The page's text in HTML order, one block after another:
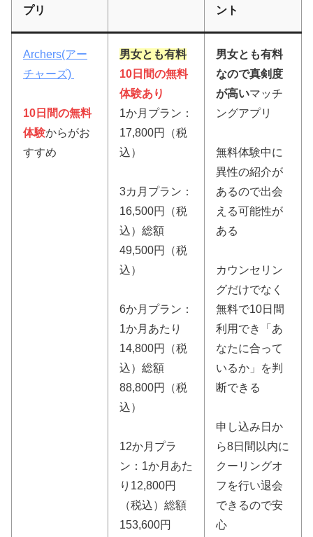
プリ
ント
Archers(アー
チャーズ)
10日間の無料
体験からがお
すすめ
男女とも有料
10日間の無料
体験あり
1か月プラン：
17,800円（税
込）
3カ月プラン：
16,500円（税
込）総額
49,500円（税
込）
6か月プラン：
1か月あたり
14,800円（税
込）総額
88,800円（税
込）
12か月プラ
ン：1か月あた
り12,800円
（税込）総額
153,600円
男女とも有料
なので真剣度
が高いマッチ
ングアプリ
無料体験中に
異性の紹介が
あるので出会
える可能性が
ある
カウンセリン
グだけでなく
無料で10日間
利用でき「あ
なたに合って
いるか」を判
断できる
申し込み日か
ら8日間以内に
クーリングオ
フを行い退会
できるので安
心